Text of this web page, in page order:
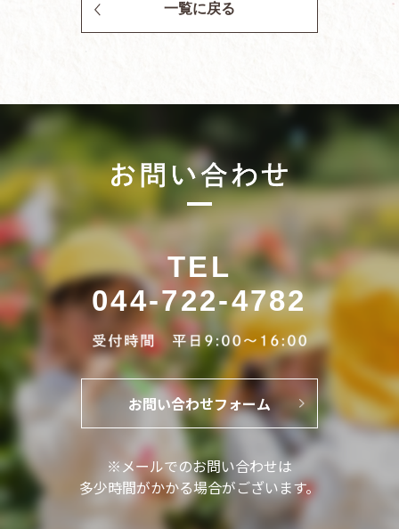
一覧に戻る
TEL
044-722-4782
お問い合わせフォーム
※メールでのお問い合わせは
多少時間がかかる場合がございます。